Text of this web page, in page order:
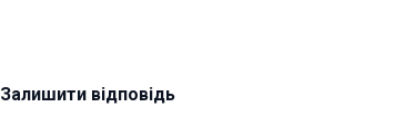
Залишити відповідь